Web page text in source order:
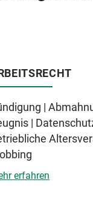
|
|
erfahren